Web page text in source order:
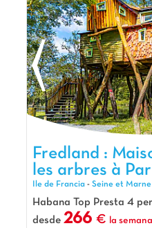
Capfun le tienen
de la espuma 🥳 para
alrededores: Disneyland
el Castillo de Vaux-
Lumigny están cerca.
memorable en Île-de-
La opinión de
Respire aire puro
situado a tan sólo 30
Saint Lazare con el
pasar un fin de
ciudad o para dar un
No dudes en venir a
fantásticas cabañas...
Fredland : Maisons dans les
Francia
Fredland :
les arbres à
Ile de Francia - Seine et Marne
Habana Top Presta 4
desde 266 la semana